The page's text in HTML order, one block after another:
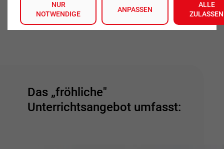
Tel.: 03322-2333022
Das „fröhliche"
Unterrichtsangebot umfasst:
NUR
NOTWENDIGE
ANPASSEN
ALLE
ZULASSEN